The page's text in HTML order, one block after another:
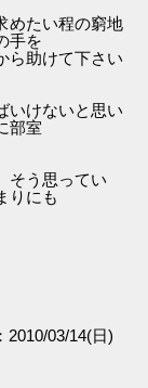
めたい程の窮地
手を
ら助けて下さい
いけないと思い
部室
そう思ってい
りにも
2010/03/14(日)